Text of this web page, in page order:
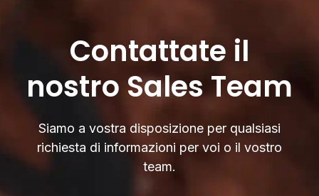
Contattate il
nostro Sales Team
Siamo a vostra disposizione per qualsiasi
richiesta di informazioni per voi o il vostro
team.